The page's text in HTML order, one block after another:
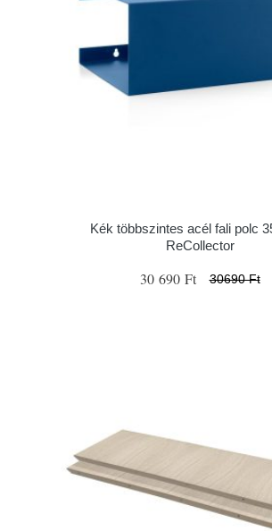
Kék többszintes acél fali polc
ReCollector
30 690 Ft 30690 Ft